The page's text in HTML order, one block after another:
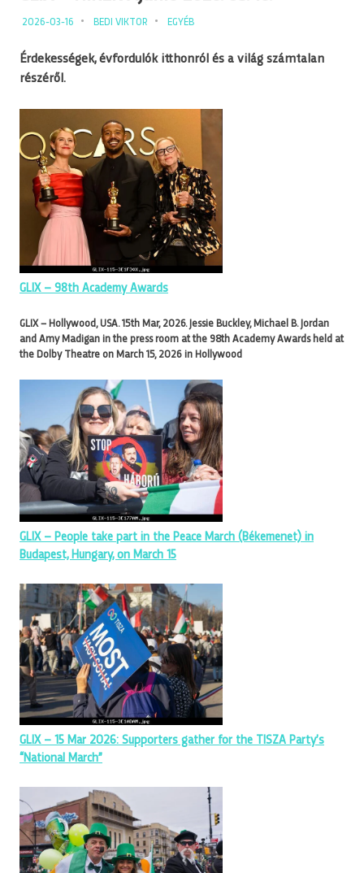
2026-03-16 BEDI VIKTOR EGYÉB
Érdekességek, évfordulók itthonról és a világ számtalan
részéről.
GLIX – 98th Academy Awards
GLIX – Hollywood, USA. 15th Mar, 2026. Jessie Buckley, Michael B. Jordan
and Amy Madigan in the press room at the 98th Academy Awards held at
the Dolby Theatre on March 15, 2026 in Hollywood
GLIX – People take part in the Peace March (Békemenet) in
Budapest, Hungary, on March 15
GLIX – 15 Mar 2026: Supporters gather for the TISZA Party’s
“National March”